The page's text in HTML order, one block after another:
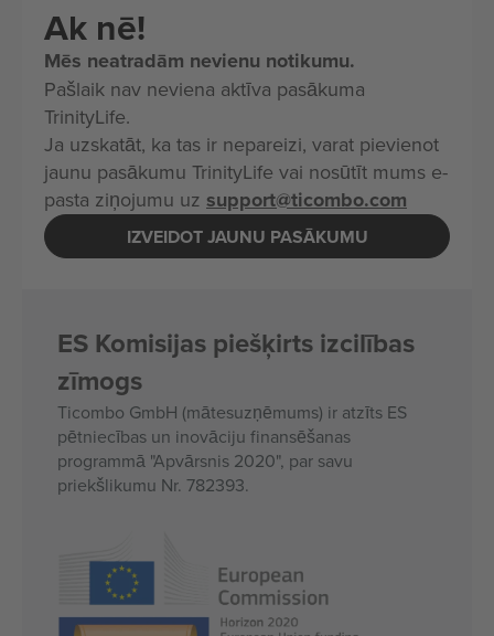
Ak nē!
Mēs neatradām nevienu notikumu.
Pašlaik nav neviena aktīva pasākuma
TrinityLife.
Ja uzskatāt, ka tas ir nepareizi, varat pievienot
jaunu pasākumu TrinityLife vai nosūtīt mums e-
pasta ziņojumu uz support@ticombo.com
IZVEIDOT JAUNU PASĀKUMU
ES Komisijas piešķirts izcilības
zīmogs
Ticombo GmbH (mātesuzņēmums) ir atzīts ES
pētniecības un inovāciju finansēšanas
programmā "Apvārsnis 2020", par savu
priekšlikumu Nr. 782393.